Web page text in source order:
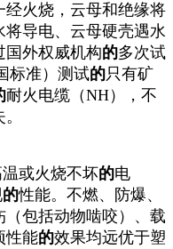
经火烧，云母和绝缘将
导电、云母硬壳遇水
国外权威机构的多次试
标准）测试的只有矿
耐火电缆（NH），不
或火烧不坏的电
的性能。不燃、防爆、
（包括动物啮咬）、载
性能的效果均远优于塑